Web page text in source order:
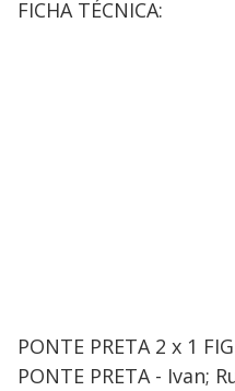
FICHA TÉCNICA:
PONTE PRETA 2 x 1
PONTE PRETA - Ivan;